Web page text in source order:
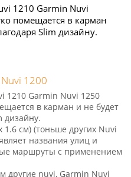
1210 Garmin Nuvi
помещается в карман
Slim дизайну.
1200
1210 Garmin Nuvi 1250
в карман и не будет
дизайну.
1.6 см) (тоньше других Nuvi
названия улиц и
маршруты с применением
другие nuvi, Garmin Nuvi